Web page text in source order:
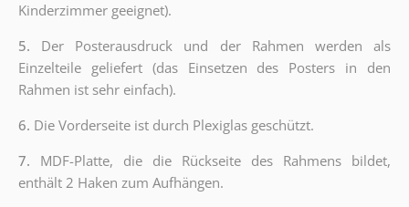
Kinderzimmer geeignet).
5. Der Posterausdruck und der Rahmen werden als
Einzelteile geliefert (das Einsetzen des Posters in den
Rahmen ist sehr einfach).
6. Die Vorderseite ist durch Plexiglas geschützt.
7. MDF-Platte, die die Rückseite des Rahmens bildet,
enthält 2 Haken zum Aufhängen.